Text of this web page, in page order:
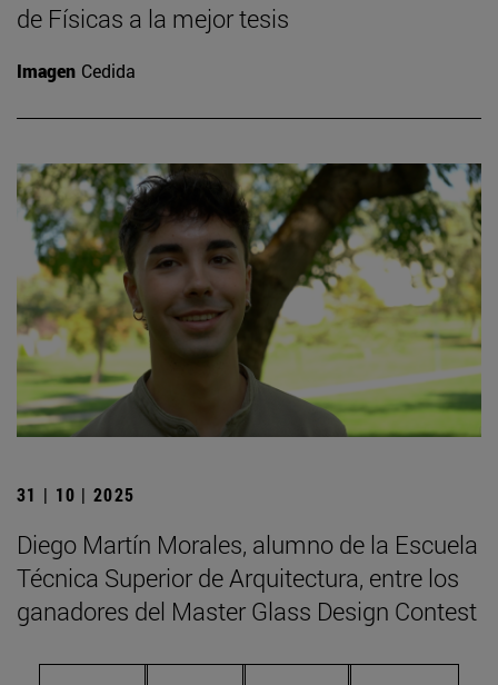
de Físicas a la mejor tesis
Imagen Cedida
31 | 10 | 2025
Diego Martín Morales, alumno de la Escuela
Técnica Superior de Arquitectura, entre los
ganadores del Master Glass Design Contest